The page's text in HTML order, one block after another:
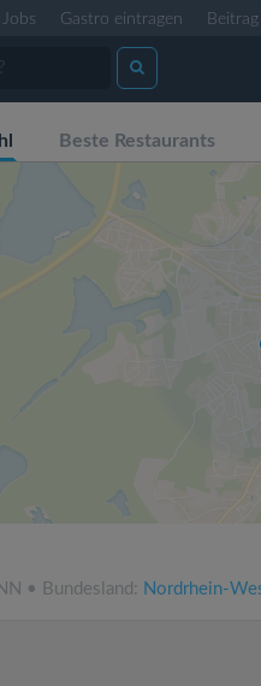
Jobs Gastro eintragen
Beste Restaurants
• Bundesland: Nordrhein-